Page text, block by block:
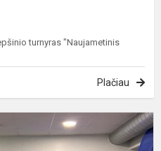
turnyras "Naujametinis
Plačiau